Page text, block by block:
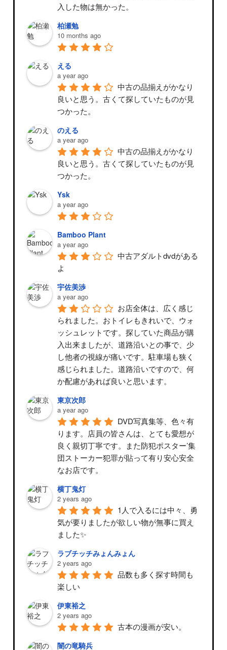
入した物は無かった。
柏瀬勉
10 months ago
える
a year ago
中古の品揃えがかなり
良いと思う。古くて探していたものが見
つかった。
のえる
a year ago
中古の品揃えがかなり
良いと思う。古くて探していたものが見
つかった。
Ysk
a year ago
Bamboo Plant
a year ago
中古アダルトdvdがある
よ
宇佐美渉
a year ago
お店全体は、広く感じ
られました。おトイレもきれいで、ウォ
ッシュレットです。探していた商品が購
入出来ましたが、道路沿いとの事で、少
し他者の視線が痛いです。駐車場も狭く
感じられました。道路沿いですので、何
か配慮があれば良いと思います。
東京次郎
a year ago
DVD写真集等、色々有
ります。店員の皆さんは、とても愛想が
良く親切丁寧です。また防犯ポスター’集
団ストーカー犯罪が貼って有り安心安全
なお店です。
横丁鬼灯
2 years ago
1人で入るには中々、勇
気が要りましたが欲しい物が無事に買え
ました✨
ラブチッチみょんみょん
2 years ago
品数も多く探す時間も
楽しい
伊東裕之
2 years ago
古本の漫画が安い。
闇の竜騎兵